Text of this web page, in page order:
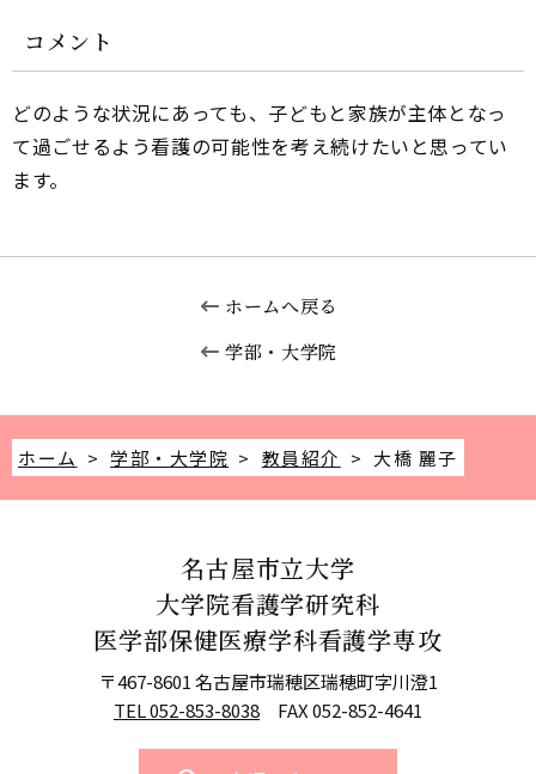
コメント
どのような状況にあっても、子どもと家族が主体となっ
て過ごせるよう看護の可能性を考え続けたいと思ってい
ます。
学部・大学院
ホームへ戻る
ホーム >学部・大学院 > 教員紹介 > 大橋 麗子
名古屋市立大学
大学院看護学研究科
医学部保健医療学科看護学専攻
〒467-8601 名古屋市瑞穂区瑞穂町字川澄1
TEL 052-853-8038 FAX 052-852-4641